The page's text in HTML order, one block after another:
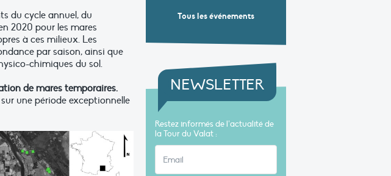
du cycle annuel, du
2020 pour les mares
à ces milieux. Les
par saison, ainsi que
chimiques du sol.
de mares temporaires.
une période exceptionnelle
Tous les événements
NEWSLETTER
Restez informés de l’actualité de
la Tour du Valat :